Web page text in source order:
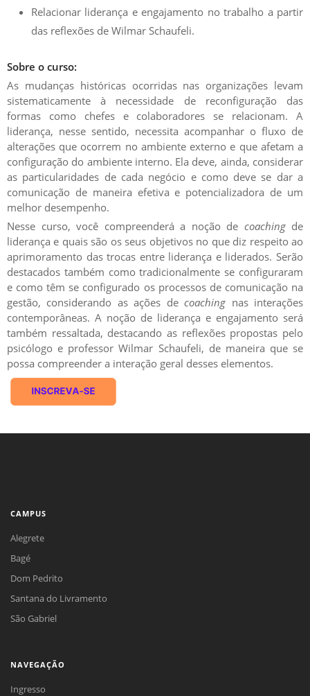
Relacionar liderança e engajamento no trabalho a partir
das reflexões de Wilmar Schaufeli.
Sobre o curso:
As mudanças históricas ocorridas nas organizações levam
sistematicamente à necessidade de reconfiguração das
formas como chefes e colaboradores se relacionam. A
liderança, nesse sentido, necessita acompanhar o fluxo de
alterações que ocorrem no ambiente externo e que afetam a
configuração do ambiente interno. Ela deve, ainda, considerar
as particularidades de cada negócio e como deve se dar a
comunicação de maneira efetiva e potencializadora de um
melhor desempenho.
Nesse curso, você compreenderá a noção de coachingde
liderança e quais são os seus objetivosno que diz respeito ao
aprimoramento das trocas entre liderança e liderados. Serão
destacados também como tradicionalmente se configuraram
e como têm se configurado os processos de comunicação na
gestão, considerando as ações decoaching nas interações
contemporâneas. A noção de liderança e engajamento será
também ressaltada, destacando as reflexões propostas pelo
psicólogo e professor Wilmar Schaufeli, de maneira que se
possa compreender a interação geral desses elementos.
CAMPUS
Alegrete
Bagé
Dom Pedrito
Santana do Livramento
São Gabriel
NAVEGAÇÃO
Ingresso